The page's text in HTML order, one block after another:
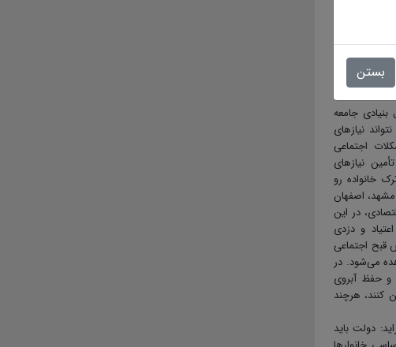
مؤثر
حمایت از
با ارتقای
طریق وزارت
پرداخته و
بنیادی جامعه
نیازهای
اجتماعی
نیازهای
خانواده رو
اصفهان
در این
و دزدی
قبح اجتماعی
می‌شود. در
و حفظ آبروی
کنند، هرچند
دولت باید
بستن